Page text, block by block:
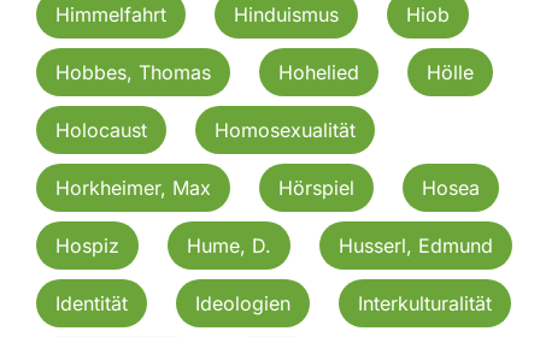
Himmelfahrt Hinduismus Hiob
Hobbes, Thomas Hohelied Hölle
Holocaust Homosexualität
Horkheimer, Max Hörspiel Hosea
Hospiz Hume, D. Husserl, Edmund
Identität Ideologien Interkulturalität